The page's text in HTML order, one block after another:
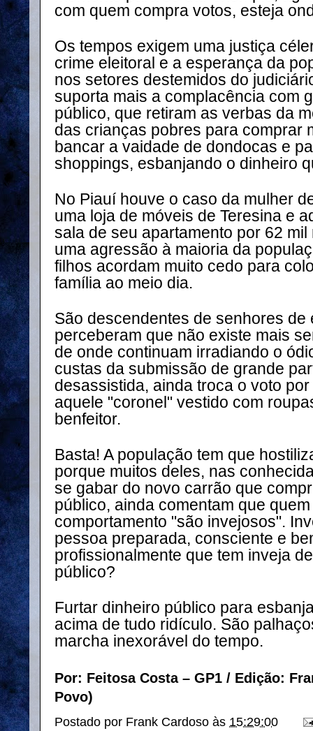
com quem compra votos, esteja
Os tempos exigem uma justiça
crime eleitoral e a esperança da
nos setores destemidos do
suporta mais a complacência com
público, que retiram as verbas da
das crianças pobres para comprar
bancar a vaidade de dondocas e
shoppings, esbanjando o dinheiro
No Piauí houve o caso da mulher
uma loja de móveis de Teresina e
sala de seu apartamento por 62
uma agressão à maioria da
filhos acordam muito cedo para
família ao meio dia.
São descendentes de senhores
perceberam que não existe mais
de onde continuam irradiando o
custas da submissão de grande
desassistida, ainda troca o voto
aquele "coronel" vestido com
benfeitor.
Basta! A população tem que
porque muitos deles, nas
se gabar do novo carrão que
público, ainda comentam que
comportamento "são invejosos".
pessoa preparada, consciente e
profissionalmente que tem inveja
público?
Furtar dinheiro público para
acima de tudo ridículo. São
marcha inexorável do tempo.
Por: Feitosa Costa – GP1 / Edição:
Povo)
Postado por Frank Cardoso às 15:29:00